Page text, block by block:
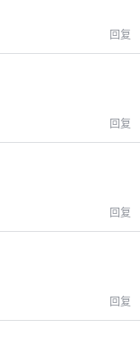
回复
回复
回复
回复